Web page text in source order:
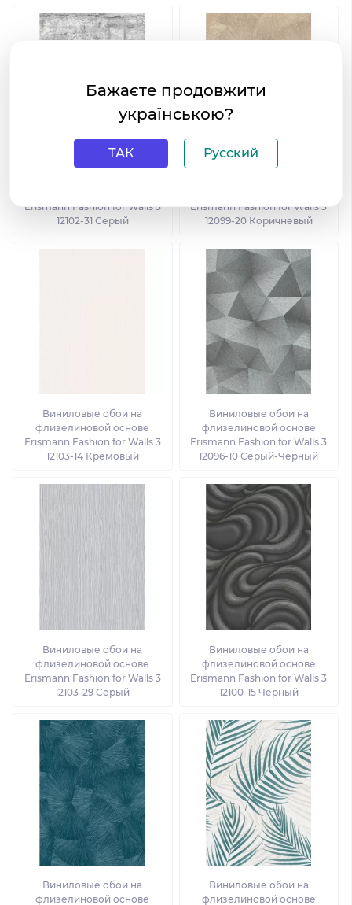
Erismann Fashion for Walls 3
12102-31 Серый
Erismann Fashion for Walls 3
12099-20 Коричневый
Виниловые обои на
флизелиновой основе
Erismann Fashion for Walls 3
12103-14 Кремовый
Виниловые обои на
флизелиновой основе
Erismann Fashion for Walls 3
12096-10 Серый-Черный
Виниловые обои на
флизелиновой основе
Erismann Fashion for Walls 3
12103-29 Серый
Виниловые обои на
флизелиновой основе
Erismann Fashion for Walls 3
12100-15 Черный
Виниловые обои на
флизелиновой основе
Виниловые обои на
флизелиновой основе
Бажаєте продовжити
українською?
ТАК Русский